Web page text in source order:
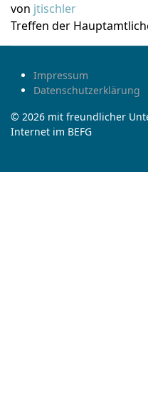
von jtischler
Treffen der
Impressum
Datenschutzerklärung
© 2026 mit freundlicher
Internet im BEFG